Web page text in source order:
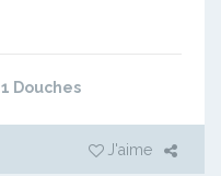
1 Douches
J'aime